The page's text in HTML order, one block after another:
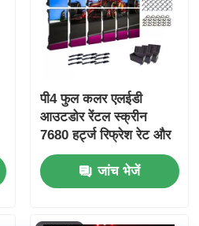
पी4 फुल कलर एलईडी
आउटडोर रेंटल स्क्रीन
7680 हर्ट्ज रिफ्रेश रेट और
एचडी वीडियो वॉल डिस्प्ले के
लिए आईपी 65 वाटरप्रूफ के
साथ
जांच भेजें